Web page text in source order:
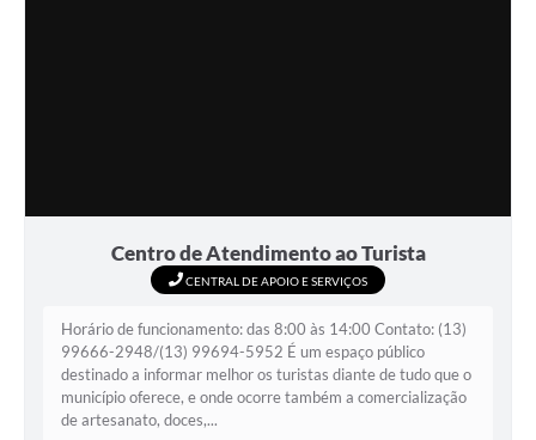
Centro de Atendimento ao Turista
CENTRAL DE APOIO E SERVIÇOS
Horário de funcionamento: das 8:00 às 14:00 Contato: (13)
99666-2948/(13) 99694-5952 É um espaço público
destinado a informar melhor os turistas diante de tudo que o
município oferece, e onde ocorre também a comercialização
de artesanato, doces,...